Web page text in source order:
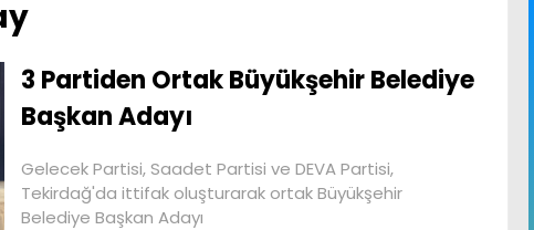
3 Partiden Ortak Büyükşehir Belediye
Başkan Adayı
Gelecek Partisi, Saadet Partisi ve DEVA Partisi,
Tekirdağ'da ittifak oluşturarak ortak Büyükşehir
Belediye Başkan Adayı